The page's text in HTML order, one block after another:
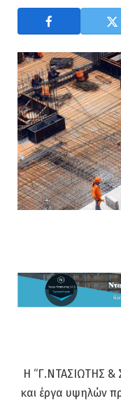
Η “Γ.ΝΤΑΣΙΩΤΗΣ &
και έργα υψηλών